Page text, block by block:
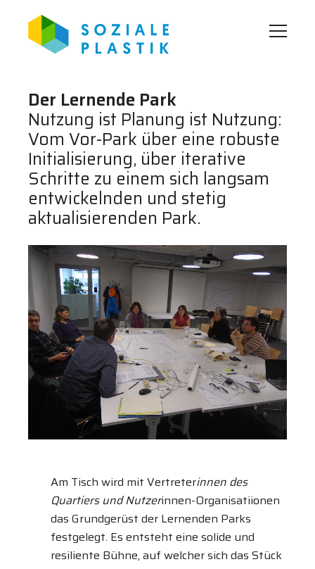
Der Lernende Park
Nutzung ist Planung ist Nutzung:
Vom Vor-Park über eine robuste
Initialisierung, über iterative
Schritte zu einem sich langsam
entwickelnden und stetig
aktualisierenden Park.
Am Tisch wird mit Vertreterinnen des
Quartiers und Nutzerinnen-Organisatiionen
das Grundgerüst der Lernenden Parks
festgelegt. Es entsteht eine solide und
resiliente Bühne, auf welcher sich das Stück